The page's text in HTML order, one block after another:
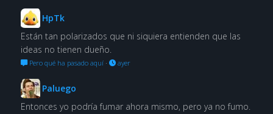
HpTk
Están tan polarizados que ni siquiera entienden que las
ideas no tienen dueño.
Pero qué ha pasado aquí· ayer
Paluego
Entonces yo podría fumar ahora mismo, pero ya no fumo.